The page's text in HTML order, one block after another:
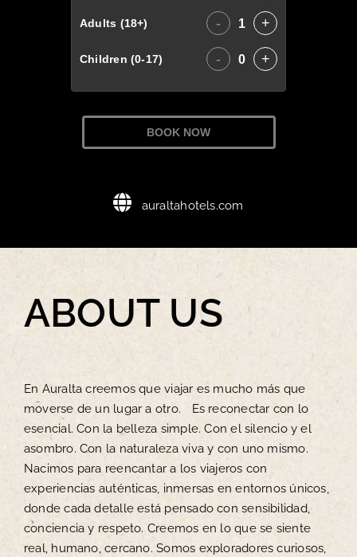
Adults (18+) - 1 +
Children (0-17) - 0 +
BOOK NOW
auraltahotels.com
ABOUT US
En Auralta creemos que viajar es mucho más que
moverse de un lugar a otro. Es reconectar con lo
esencial. Con la belleza simple. Con el silencio y el
asombro. Con la naturaleza viva y con uno mismo.
Nacimos para reencantar a los viajeros con
experiencias auténticas, inmersas en entornos únicos,
donde cada detalle está pensado con sensibilidad,
conciencia y respeto. Creemos en lo que se siente
real, humano, cercano. Somos exploradores curiosos,